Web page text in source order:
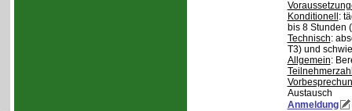
Konditionell :
bis 8 Stunden
Technisch:
T3) und
Allgemein:
Austausch
Anmeldung